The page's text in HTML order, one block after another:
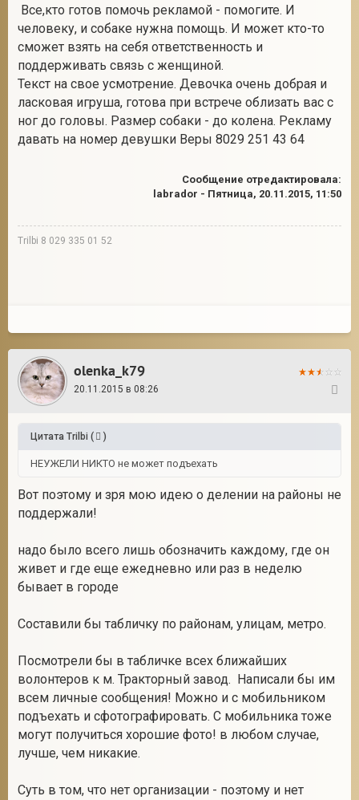
Все,кто готов помочь рекламой - помогите. И
человеку, и собаке нужна помощь. И может кто-то
сможет взять на себя ответственность и
поддерживать связь с женщиной.
Текст на свое усмотрение. Девочка очень добрая и
ласковая игруша, готова при встрече облизать вас с
ног до головы. Размер собаки - до колена. Рекламу
давать на номер девушки Веры 8029 251 43 64
Сообщение отредактировала:
labrador - Пятница, 20.11.2015, 11:50
Trilbi 8 029 335 01 52
olenka_k79
20.11.2015 в 08:26
Цитата Trilbi ( )
НЕУЖЕЛИ НИКТО не может подъехать
Вот поэтому и зря мою идею о делении на районы не
поддержали!
надо было всего лишь обозначить каждому, где он
живет и где еще ежедневно или раз в неделю
бывает в городе
Составили бы табличку по районам, улицам, метро.
Посмотрели бы в табличке всех ближайших
волонтеров к м. Тракторный завод. Написали бы им
всем личные сообщения! Можно и с мобильником
подъехать и сфотографировать. С мобильника тоже
могут получиться хорошие фото! в любом случае,
лучше, чем никакие.
Суть в том, что нет организации - поэтому и нет